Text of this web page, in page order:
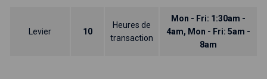
Levier 10
Heures de
transaction
Mon - Fri: 1:30am -
4am, Mon - Fri: 5am -
8am